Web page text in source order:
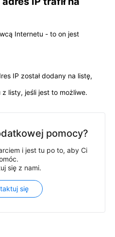
Internetu - to on jest
IP został dodany na listę,
listy, jeśli jest to możliwe.
pomocy?
i jest tu po to, aby Ci
się z nami.
się